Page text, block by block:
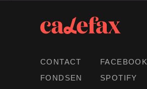
CONTACT
FONDSEN
FACEBOOK
SPOTIFY